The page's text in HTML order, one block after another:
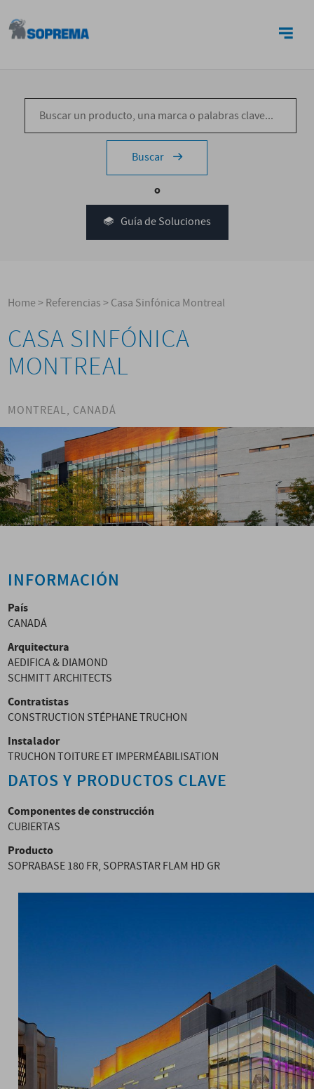
Buscar
o
Guía de Soluciones
Home>Referencias>Casa Sinfónica Montreal
CASA SINFÓNICA
MONTREAL
MONTREAL, CANADÁ
INFORMACIÓN
País
CANADÁ
Arquitectura
AEDIFICA & DIAMOND
SCHMITT ARCHITECTS
Contratistas
CONSTRUCTION STÉPHANE TRUCHON
Instalador
TRUCHON TOITURE ET IMPERMÉABILISATION
DATOS Y PRODUCTOS CLAVE
Componentes de construcción
CUBIERTAS
Producto
SOPRABASE 180 FR, SOPRASTAR FLAM HD GR